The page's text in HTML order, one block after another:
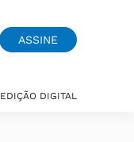
ASSINE
EDIÇÃO DIGITAL